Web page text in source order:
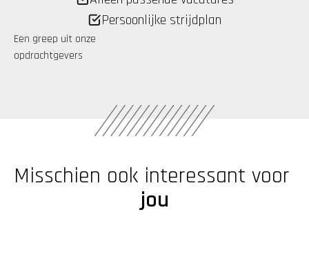
Persoonlijke strijdplan
Een greep uit onze
opdrachtgevers
jou